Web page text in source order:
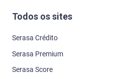
Todos os sites
Serasa Crédito
Serasa Premium
Serasa Score